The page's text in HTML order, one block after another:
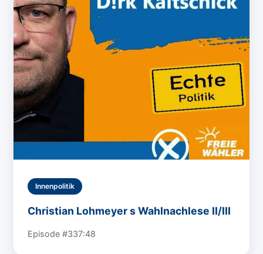
Innenpolitik
Christian Lohmeyer s Wahlnachlese II/III
Episode #337:48